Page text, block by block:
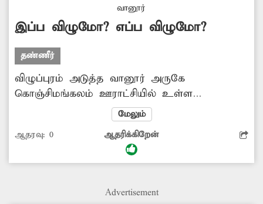
வானூர்
இப்ப விழுமோ? எப்ப விழுமோ?
தண்ணீர்
விழுப்புரம் அடுத்த வானூர் அருகே
கொஞ்சிமங்கலம் ஊராட்சியில் உள்ள
மேல்நிலை நீர்த்தேக்க தொட்டியின் தூண்களில்
சிமெண்டு காரைகள் பெயர்ந்து இரும்பு கம்பிகள்
வெளியே தெரிகின்றன. இதனால் எப்போது
வேண்டுமானாலும் விழும் நிலையில் உள்ள
அகற்றிவிட்டு புதிதாக அமைத்து தர அப்பகுதி
மேலும்
ஆதரவு: 0 ஆதரிக்கிறேன்
Advertisement